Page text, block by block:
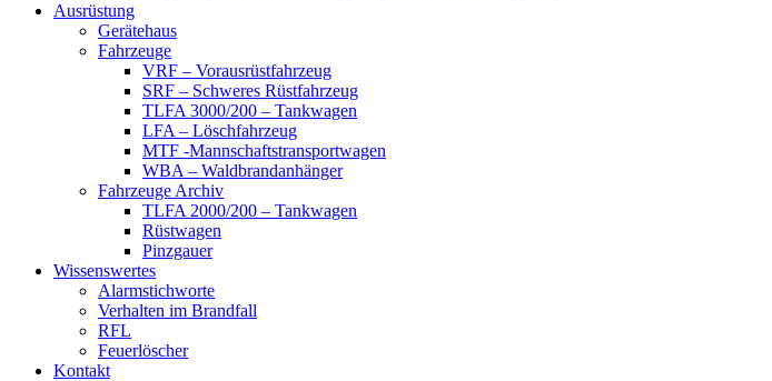
Ausrüstung
Gerätehaus
Fahrzeuge
VRF – Vorausrüstfahrzeug
SRF – Schweres Rüstfahrzeug
TLFA 3000/200 – Tankwagen
LFA – Löschfahrzeug
MTF -Mannschaftstransportwagen
WBA – Waldbrandanhänger
Fahrzeuge Archiv
TLFA 2000/200 – Tankwagen
Rüstwagen
Pinzgauer
Wissenswertes
Alarmstichworte
Verhalten im Brandfall
RFL
Feuerlöscher
Kontakt